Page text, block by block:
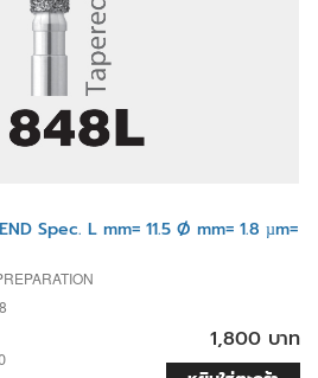
Spec. L mm= 11.5 Ø mm= 1.8 µm=
1,800 บาท